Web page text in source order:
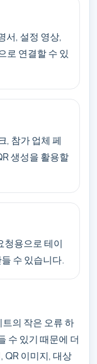
서, 설정 영상,
로 연결할 수 있
, 참가 업체 페
생성을 활용할
청용으로 테이
수 있습니다.
의 작은 오류 하
수 있기 때문에 더
QR 이미지, 대상